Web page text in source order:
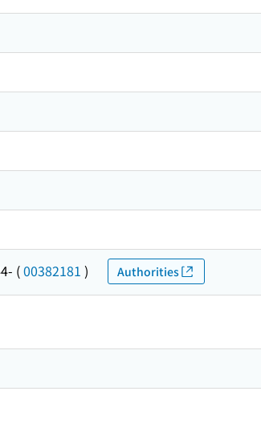
(00382181 ) Authorities